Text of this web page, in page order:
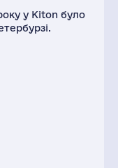
у Kiton було